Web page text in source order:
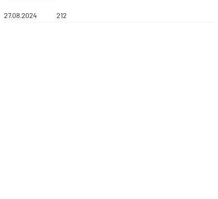
27.08.2024 212